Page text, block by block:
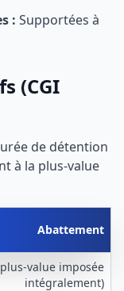
: Supportées à
(CGI
de détention
à la plus-value
Abattement
value imposée
intégralement)